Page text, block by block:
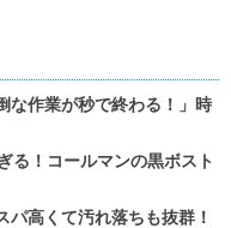
な作業が秒で終わる！」時
る！コールマンの黒ボスト
高くて汚れ落ちも抜群！